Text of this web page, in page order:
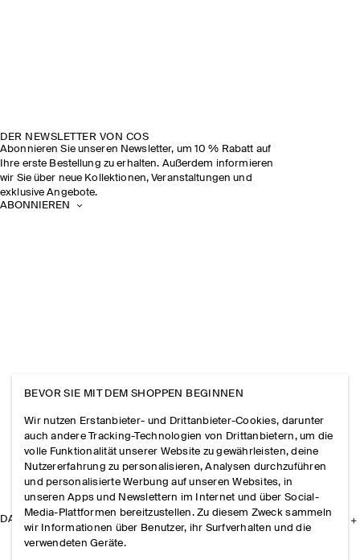
DER NEWSLETTER VON COS
Abonnieren Sie unseren Newsletter, um 10 % Rabatt auf
Ihre erste Bestellung zu erhalten. Außerdem informieren
wir Sie über neue Kollektionen, Veranstaltungen und
exklusive Angebote.
ABONNIEREN
DAS UNTERNEHMEN
BEVOR SIE MIT DEM SHOPPEN BEGINNEN
Wir nutzen Erstanbieter- und Drittanbieter-Cookies, darunter
auch andere Tracking-Technologien von Drittanbietern, um die
volle Funktionalität unserer Website zu gewährleisten, deine
Nutzererfahrung zu personalisieren, Analysen durchzuführen
und personalisierte Werbung auf unseren Websites, in
unseren Apps und Newslettern im Internet und über Social-
Media-Plattformen bereitzustellen. Zu diesem Zweck sammeln
wir Informationen über Benutzer, ihr Surfverhalten und die
verwendeten Geräte.